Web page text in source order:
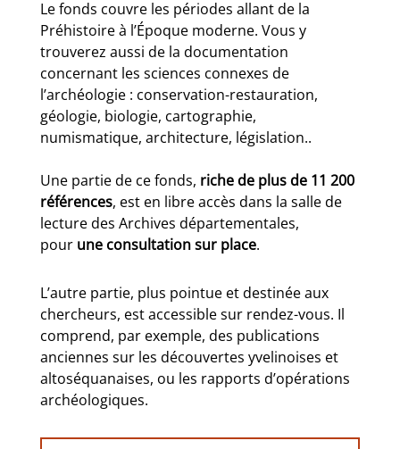
Le fonds couvre les périodes allant de la
Préhistoire à l’Époque moderne. Vous y
trouverez aussi de la documentation
concernant les sciences connexes de
l’archéologie : conservation-restauration,
géologie, biologie, cartographie,
numismatique, architecture, législation..
Une partie de ce fonds, riche de plus de 11 200
références, est en libre accès dans la salle de
lecture des Archives départementales,
pour une consultation sur place.
L’autre partie, plus pointue et destinée aux
chercheurs, est accessible sur rendez-vous. Il
comprend, par exemple, des publications
anciennes sur les découvertes yvelinoises et
altoséquanaises, ou les rapports d’opérations
archéologiques.